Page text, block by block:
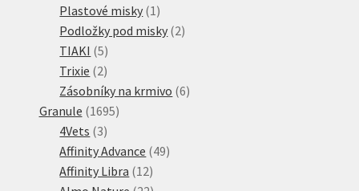
Plastové misky 1 1
produkt
Podložky pod misky 22
TIAKI 55
produktů
Trixie 22
produkty
Zásobníky na krmivo 66
Granule 16951695
4Vets 33
produkty
Affinity Advance 4949
Affinity Libra 1212